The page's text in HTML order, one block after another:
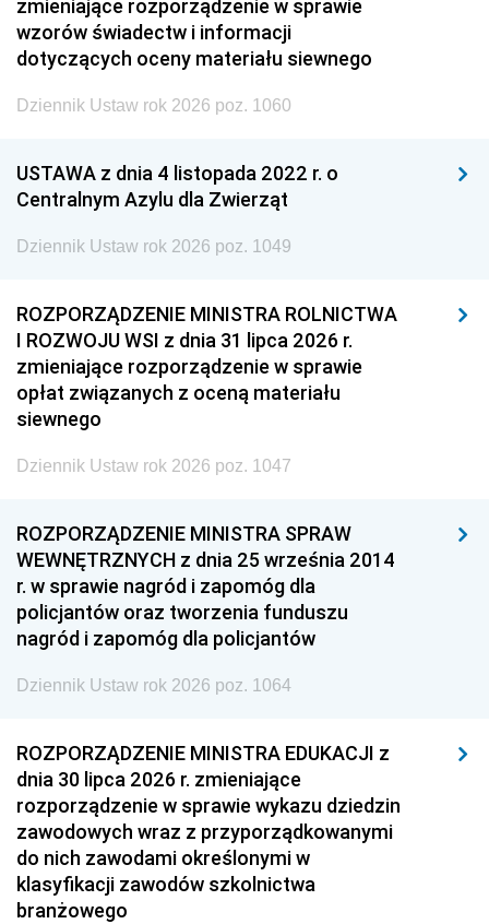
zmieniające rozporządzenie w sprawie
wzorów świadectw i informacji
dotyczących oceny materiału siewnego
Dziennik Ustaw rok 2026 poz. 1060
USTAWA z dnia 4 listopada 2022 r. o
Centralnym Azylu dla Zwierząt
Dziennik Ustaw rok 2026 poz. 1049
ROZPORZĄDZENIE MINISTRA ROLNICTWA
I ROZWOJU WSI z dnia 31 lipca 2026 r.
zmieniające rozporządzenie w sprawie
opłat związanych z oceną materiału
siewnego
Dziennik Ustaw rok 2026 poz. 1047
ROZPORZĄDZENIE MINISTRA SPRAW
WEWNĘTRZNYCH z dnia 25 września 2014
r. w sprawie nagród i zapomóg dla
policjantów oraz tworzenia funduszu
nagród i zapomóg dla policjantów
Dziennik Ustaw rok 2026 poz. 1064
ROZPORZĄDZENIE MINISTRA EDUKACJI z
dnia 30 lipca 2026 r. zmieniające
rozporządzenie w sprawie wykazu dziedzin
zawodowych wraz z przyporządkowanymi
do nich zawodami określonymi w
klasyfikacji zawodów szkolnictwa
branżowego